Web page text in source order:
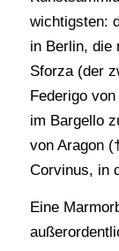
wichtigsten:
in Berlin, die
Sforza (der
Federigo
im Bargello
von Aragon
Corvinus, in
Eine